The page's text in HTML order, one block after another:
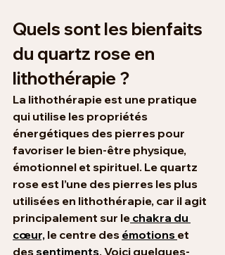
Quels sont les bienfaits
du quartz rose en
lithothérapie ?
La lithothérapie est une pratique
qui utilise les propriétés
énergétiques des pierres pour
favoriser le bien-être physique,
émotionnel et spirituel. Le quartz
rose est l’une des pierres les plus
utilisées en lithothérapie, car il agit
principalement sur le chakra du
cœur, le centre des émotions et
des sentiments. Voici quelques-